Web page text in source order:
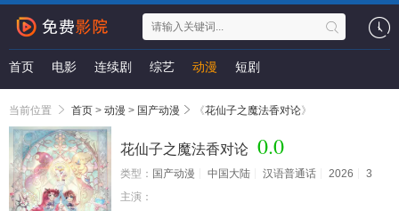
首页 电影 连续剧 综艺 动漫 短剧
当前位置 首页 > 动漫 > 国产动漫 《花仙子之魔法香对论》
花仙子之魔法香对论 0.0
类型： 国产动漫 中国大陆 汉语普通话 2026
3
主演：